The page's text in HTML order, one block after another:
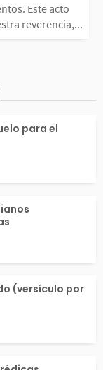
refleja
en su
Este acto
reverencia,...
para el
(versículo por